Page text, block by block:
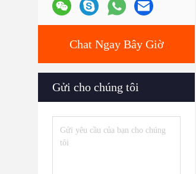
Chat Ngay Bây Giờ
Gửi cho chúng tôi